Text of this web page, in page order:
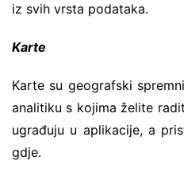
iz svih vrsta podataka.
Karte
Karte su geografski
analitiku s kojima želite
ugrađuju u aplikacije, a
gdje.